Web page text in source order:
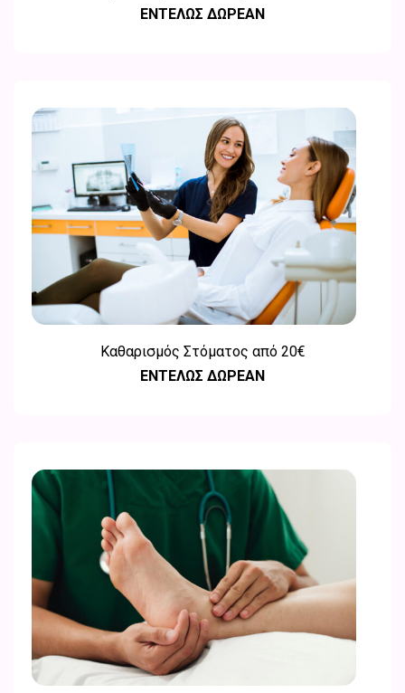
ΕΝΤΕΛΩΣ ΔΩΡΕΑΝ
Καθαρισμός Στόματος από 20€
ΕΝΤΕΛΩΣ ΔΩΡΕΑΝ